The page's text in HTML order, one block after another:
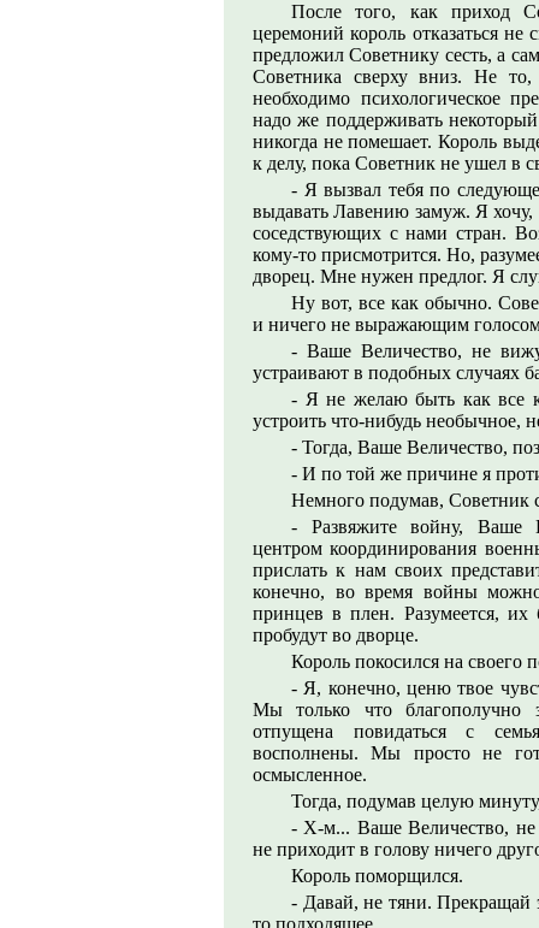
После того, как приход
церемоний король отказаться не
предложил Советнику сесть, а
Советника сверху вниз. Не
необходимо психологическое
надо же поддерживать
никогда не помешает. Король
к делу, пока Советник не ушел в
- Я вызвал тебя по
выдавать Лавению замуж. Я хочу,
соседствующих с нами стран.
кому-то присмотрится. Но,
дворец. Мне нужен предлог. Я
Ну вот, все как обычно.
и ничего не выражающим
- Ваше Величество, не
устраивают в подобных случаях
- Я не желаю быть как все
устроить что-нибудь необычное,
- Тогда, Ваше Величество,
- И по той же причине я
Немного подумав, Советник
- Развяжите войну, Ваше
центром координирования
прислать к нам своих
конечно, во время войны можно
принцев в плен. Разумеется,
пробудут во дворце.
Король покосился на своего
- Я, конечно, ценю твое
Мы только что благополучно
отпущена повидаться с
восполнены. Мы просто не
осмысленное.
Тогда, подумав целую
- Х-м... Ваше Величество,
не приходит в голову ничего
Король поморщился.
- Давай, не тяни.
то подходящее.